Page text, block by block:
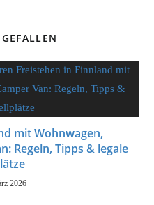
mit Wohnwagen,
Regeln, Tipps & legale
2026